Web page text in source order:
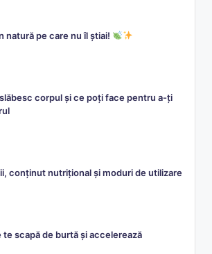
natură pe care nu îl știai!
corpul și ce poți face pentru a-ți
conținut nutrițional și moduri de utilizare
te scapă de burtă și accelerează